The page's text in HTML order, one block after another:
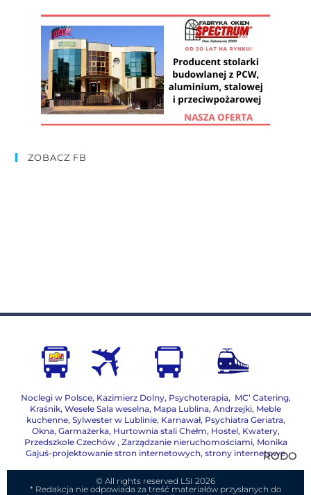
ZOBACZ FB
Noclegi w Polsce, Kazimierz Dolny, Psychoterapia, MC’ Catering,
Kraśnik, Wesele Sala weselna, Mapa Lublina, Andrzejki, Meble
kuchenne, Sylwester w Lublinie, Karnawał, Psychiatra Geriatra,
Okna, Garmażerka, Hurtownia stali Chełm, Hostel, Kwatery,
Przedszkole Czechów , Zarządzanie nieruchomościami, Monika
Gajuś-projektowanie stron internetowych, strony internetowe
RODO
© All rights reserved LSI 2026
* Redakcja nie odpowiada za treść materiałów przysłanych do